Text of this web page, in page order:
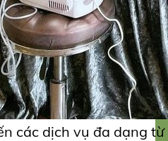
các dịch vụ đa dạng